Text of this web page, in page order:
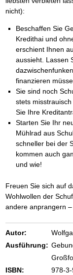
nicht):
Beschaffen Sie
Kredithai und
erschient Ihnen
aussieht. Lassen
finanzieren
Sie sind noch
stets
Sie Ihre
Starten Sie Ihr
Mühlrad aus
schneller bei der
kommen auch
und wie!
Freuen Sie sich auf
Wohlwollen der
andere anprangern
Autor:
Ausführung:
ISBN:
978-